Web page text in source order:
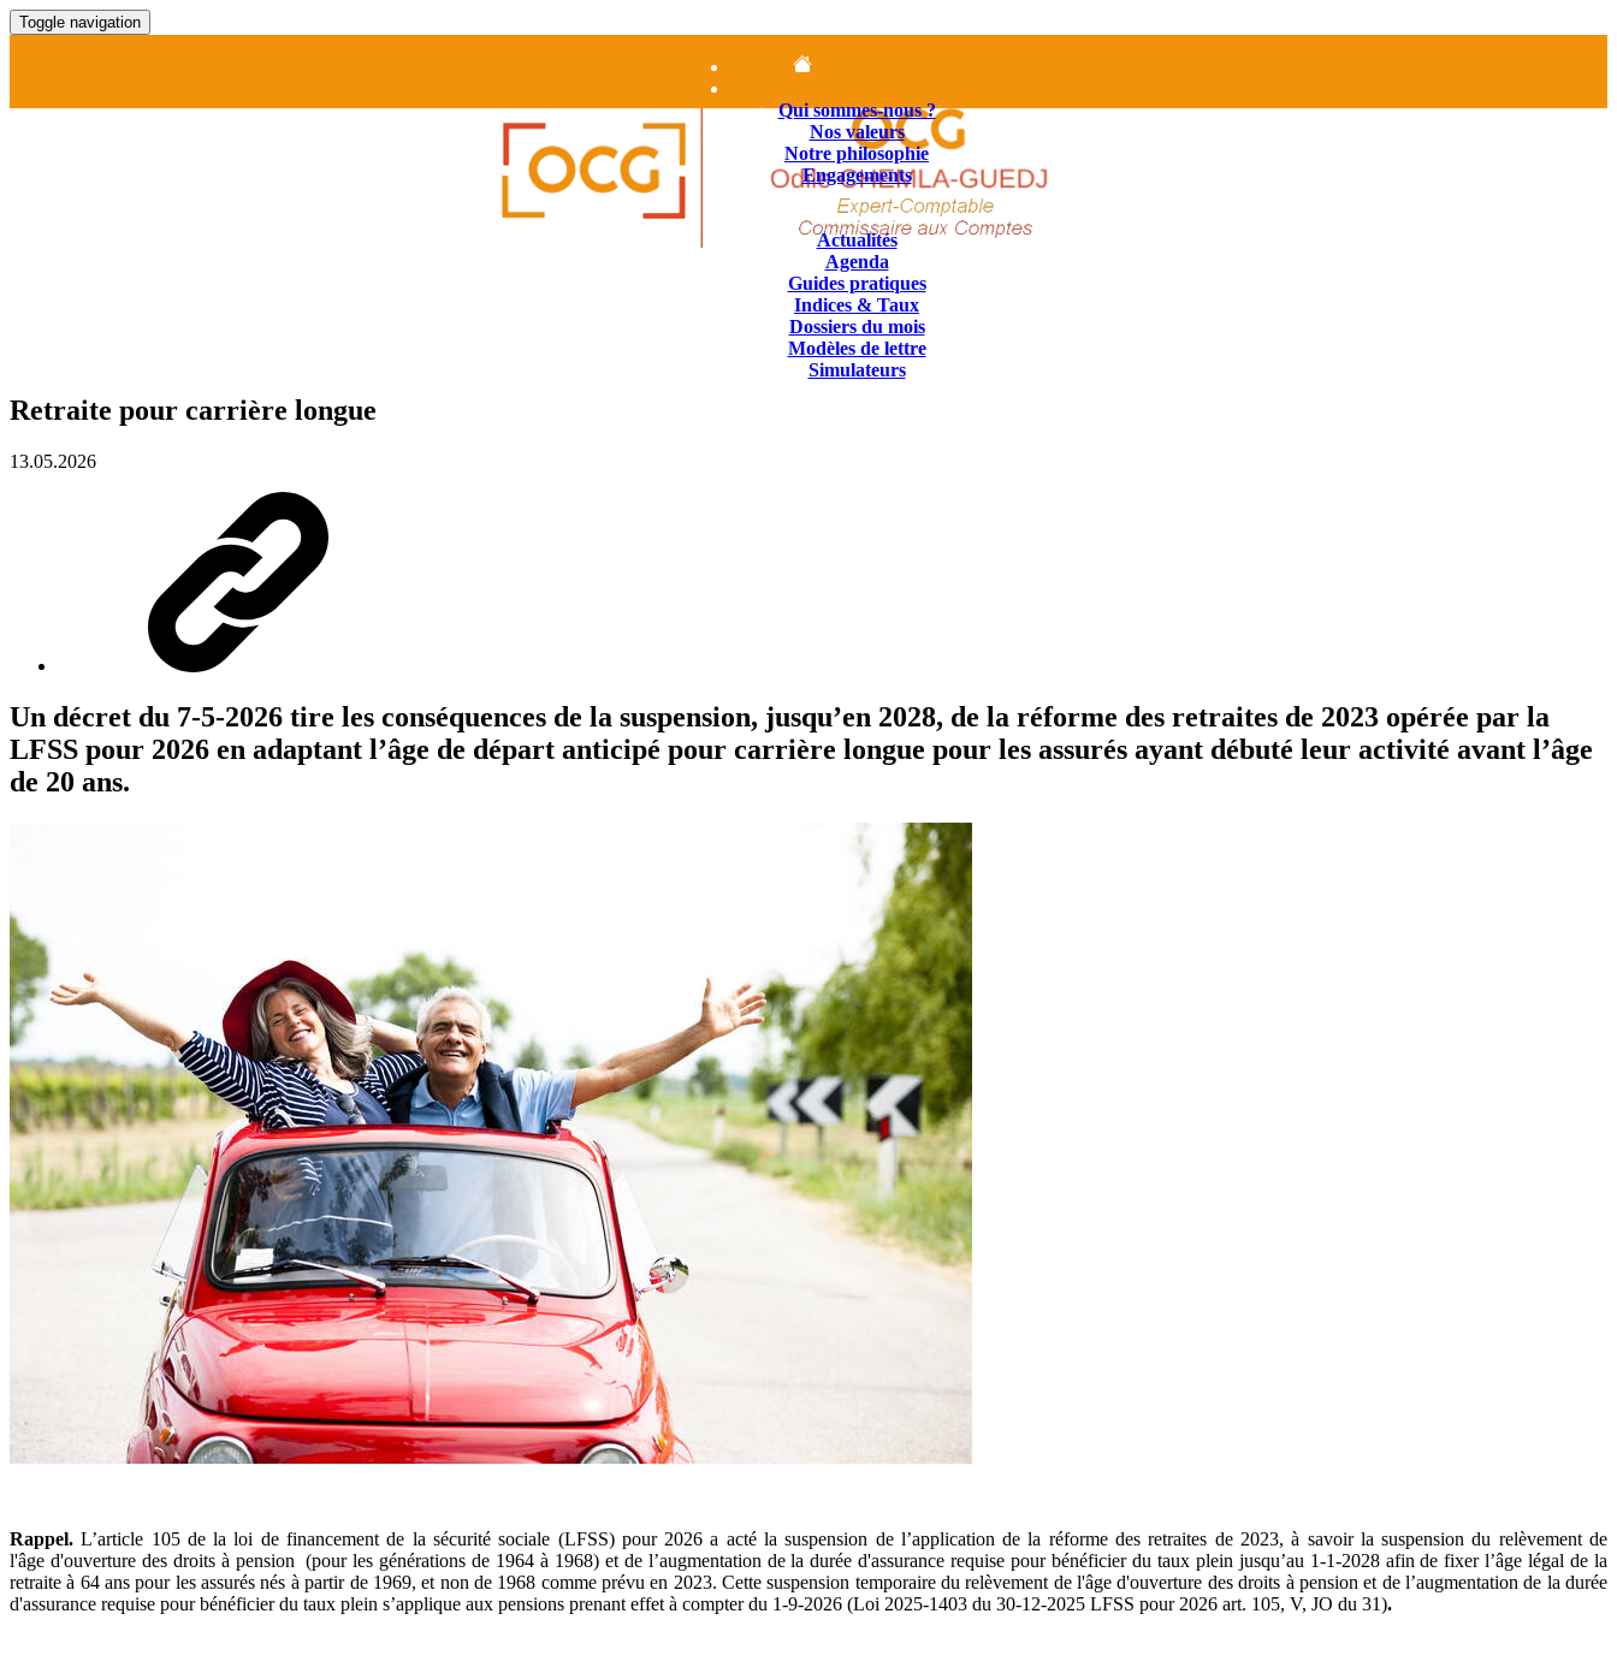
Toggle navigation
Qui sommes-nous ?
Nos valeurs
Notre philosophie
Engagements
Nos Missions
Contenus juridiques
Actualités
Agenda
Guides pratiques
Indices & Taux
Dossiers du mois
Modèles de lettre
Simulateurs
Retraite pour carrière longue
13.05.2026
Un décret du 7-5-2026 tire les conséquences de la suspension, jusqu’en 2028, de la réforme des retraites de 2023 opérée par la
LFSS pour 2026 en adaptant l’âge de départ anticipé pour carrière longue pour les assurés ayant débuté leur activité avant l’âge
de 20 ans.
Rappel. L’article 105 de la loi de financement de la sécurité sociale (LFSS) pour 2026 a acté la suspension de l’application de la réforme des retraites de 2023, à savoir la suspension du relèvement de
l'âge d'ouverture des droits à pension (pour les générations de 1964 à 1968) et de l’augmentation de la durée d'assurance requise pour bénéficier du taux plein jusqu’au 1-1-2028 afin de fixer l’âge légal de la
retraite à 64 ans pour les assurés nés à partir de 1969, et non de 1968 comme prévu en 2023. Cette suspension temporaire du relèvement de l'âge d'ouverture des droits à pension et de l’augmentation de la durée
d'assurance requise pour bénéficier du taux plein s’applique aux pensions prenant effet à compter du 1-9-2026 (Loi 2025-1403 du 30-12-2025 LFSS pour 2026 art. 105, V, JO du 31).